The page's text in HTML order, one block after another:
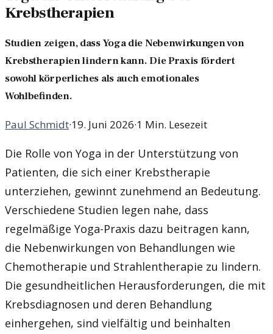
Krebstherapien
Studien zeigen, dass Yoga die Nebenwirkungen von
Krebstherapien lindern kann. Die Praxis fördert
sowohl körperliches als auch emotionales
Wohlbefinden.
Paul Schmidt·19. Juni 2026·1 Min. Lesezeit
Die Rolle von Yoga in der Unterstützung von
Patienten, die sich einer Krebstherapie
unterziehen, gewinnt zunehmend an Bedeutung.
Verschiedene Studien legen nahe, dass
regelmäßige Yoga-Praxis dazu beitragen kann,
die Nebenwirkungen von Behandlungen wie
Chemotherapie und Strahlentherapie zu lindern.
Die gesundheitlichen Herausforderungen, die mit
Krebsdiagnosen und deren Behandlung
einhergehen, sind vielfältig und beinhalten